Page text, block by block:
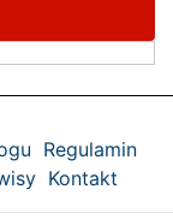
Regulamin
Kontakt